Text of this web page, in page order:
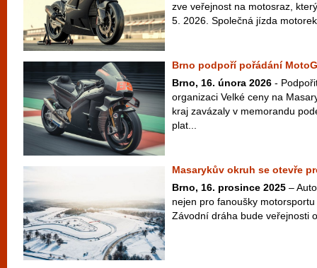
zve veřejnost na motosraz,
5. 2026. Společná jízda
Brno podpoří pořádání
Brno, 16. února 2026 -
organizaci Velké ceny na
kraj zavázaly v memorandu
plat...
Masarykův okruh se otevře
Brno, 16. prosince 2025 –
nejen pro fanoušky
Závodní dráha bude veřejnosti